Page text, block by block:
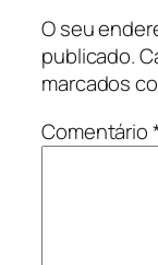
O seu
publicado.
marcados
Comentário